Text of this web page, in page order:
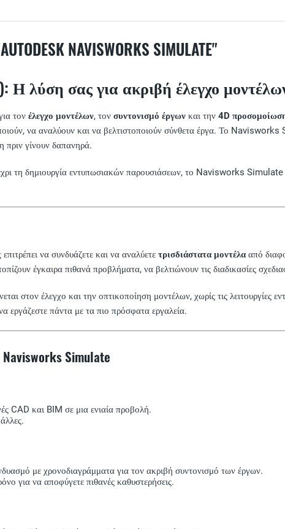
NAVISWORKS SIMULATE"
Η λύση σας για ακριβή έλεγχο
τον έλεγχο μοντέλων, τον συντονισμό έργων και την 4D
να αναλύουν και να βελτιστοποιούν σύνθετα έργα. Το
πριν γίνουν δαπανηρά.
τη δημιουργία εντυπωσιακών παρουσιάσεων, το Navisworks Simulate
να συνδυάζετε και να αναλύετε τρισδιάστατα μοντέλααπό
έγκαιρα πιθανά προβλήματα, να βελτιώνουν τις διαδικασίες
στον έλεγχο και την οπτικοποίηση μοντέλων, χωρίς τις λειτουργίες
εργάζεστε πάντα με τα πιο πρόσφατα εργαλεία.
Simulate
CAD και BIM σε μια ενιαία προβολή.
με χρονοδιαγράμματα για τον ακριβή συντονισμό των έργων.
για να αποφύγετε πιθανές καθυστερήσεις.